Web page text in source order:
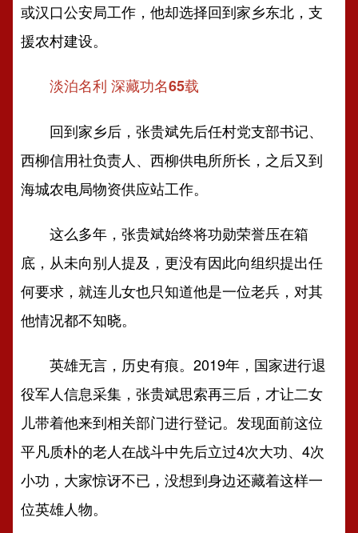
或汉口公安局工作，他却选择回到家乡东北，支
援农村建设。
淡泊名利 深藏功名65载
回到家乡后，张贵斌先后任村党支部书记、
西柳信用社负责人、西柳供电所所长，之后又到
海城农电局物资供应站工作。
这么多年，张贵斌始终将功勋荣誉压在箱
底，从未向别人提及，更没有因此向组织提出任
何要求，就连儿女也只知道他是一位老兵，对其
他情况都不知晓。
英雄无言，历史有痕。2019年，国家进行退
役军人信息采集，张贵斌思索再三后，才让二女
儿带着他来到相关部门进行登记。发现面前这位
平凡质朴的老人在战斗中先后立过4次大功、4次
小功，大家惊讶不已，没想到身边还藏着这样一
位英雄人物。